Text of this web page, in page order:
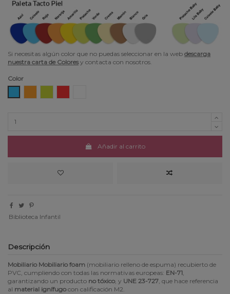
Si necesitas algún color que no puedas seleccionar en la web descarga
nuestra carta de Colores y contacta con nosotros.
Color
Añadir al carrito
Biblioteca Infantil
Descripción
Mobiliario Mobiliario foam (mobiliario relleno de espuma) recubierto de
PVC, cumpliendo con todas las normativas europeas: EN-71,
garantizando un producto no tóxico, y UNE 23-727, que hace referencia
al material ignífugocon calificación M2.